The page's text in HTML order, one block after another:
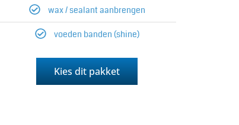
wax / sealant aanbrengen
voeden banden (shine)
Kies dit pakket